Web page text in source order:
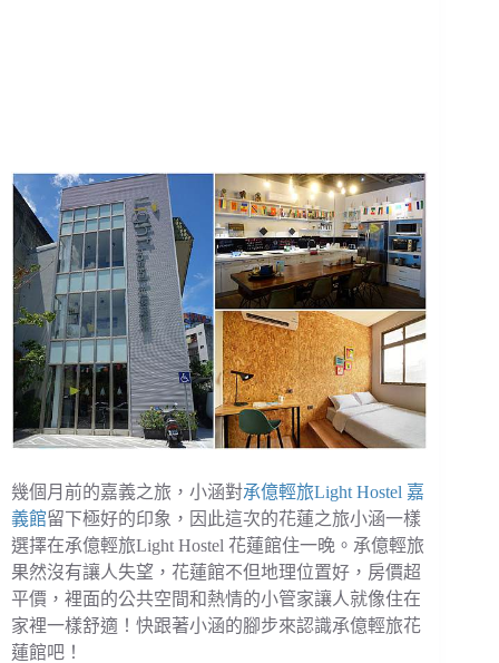
幾個月前的嘉義之旅，小涵對承億輕旅Light Hostel 嘉
義館留下極好的印象，因此這次的花蓮之旅小涵一樣
選擇在承億輕旅Light Hostel 花蓮館住一晚。承億輕旅
果然沒有讓人失望，花蓮館不但地理位置好，房價超
平價，裡面的公共空間和熱情的小管家讓人就像住在
家裡一樣舒適！快跟著小涵的腳步來認識承億輕旅花
蓮館吧！